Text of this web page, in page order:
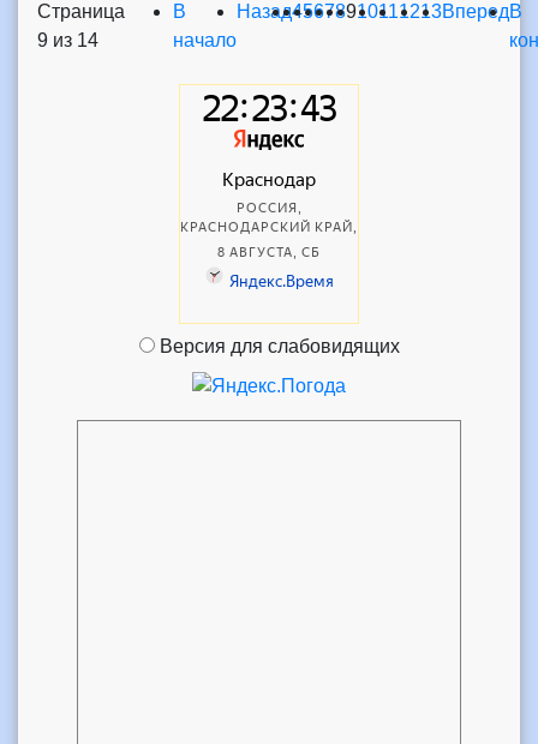
Страница
9 из 14
В
начало
Назад45678910111213ВпередВ
Версия для слабовидящих